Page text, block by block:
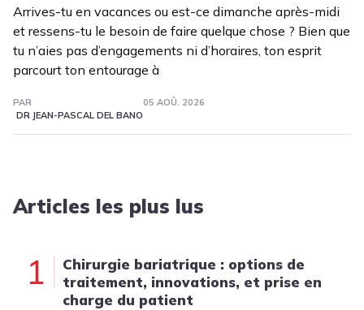
Arrives-tu en vacances ou est-ce dimanche après-midi
et ressens-tu le besoin de faire quelque chose ? Bien que
tu n’aies pas d’engagements ni d’horaires, ton esprit
parcourt ton entourage à
PAR
DR JEAN-PASCAL DEL BANO
05 AOÛ. 2026
Articles les plus lus
1
Chirurgie bariatrique : options de
traitement, innovations, et prise en
charge du patient